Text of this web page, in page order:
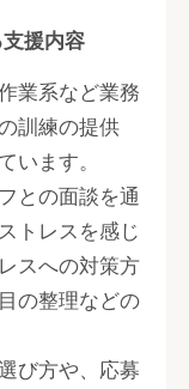
援内容
業系など業務
訓練の提供
います。
との面談を通
トレスを感じ
スへの対策方
の整理などの
び方や、応募